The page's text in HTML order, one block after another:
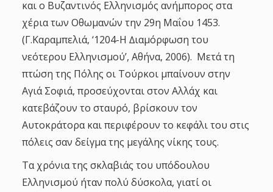
και ο Βυζαντινός Ελληνισμός ανήμπορος στα
χέρια των Οθωμανών την 29η Μαΐου 1453.
(Γ.Καραμπελιά, ‘1204-Η ∆ιαμόρφωση του
νεότερου Ελληνισμού’, Αθήνα, 2006). Μετά τη
πτώση της Πόλης οι Τούρκοι μπαίνουν στην
Αγιά Σοφιά, προσεύχονται στον Αλλάχ και
κατεβάζουν το σταυρό, βρίσκουν τον
Αυτοκράτορα και περιφέρουν το κεφάλι του στις
πόλεις σαν δείγμα της μεγάλης νίκης τους.
Τα χρόνια της σκλαβιάς του υπόδουλου
Ελληνισμού ήταν πολύ δύσκολα, γιατί οι